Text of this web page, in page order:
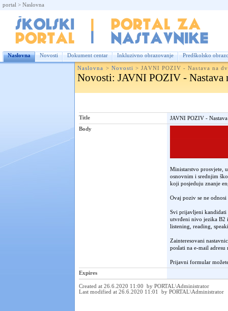
portal > Naslovna
Naslovna Novosti Dokument centar Inkluzivno obrazovanje Predškolsko
Naslovna > Novosti >JAVNI POZIV - Nastava na
Novosti: JAVNI POZIV - Nastava
Title
JAVNI POZIV -
Body
Ministarstvo prosvjete,
osnovnim i srednjim
koji posjeduju znanje
Ovaj poziv se ne
Svi prijavljeni kandidati
utvrđeni nivo jezika B2
listening, reading,
Zainteresovani
poslati na e-mail
Prijavni formular
Expires
Created at 26.6.2020 11:00 by PORTAL\Administrator
Last modified at 26.6.2020 11:01 by PORTAL\Administrator